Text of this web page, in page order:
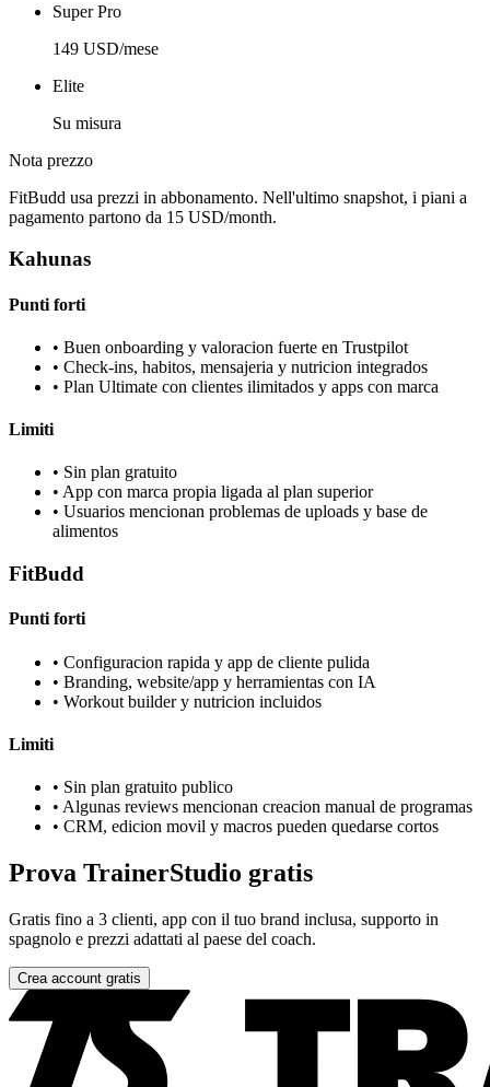
Super Pro
149 USD/mese
Elite
Su misura
Nota prezzo
FitBudd usa prezzi in abbonamento. Nell'ultimo snapshot, i piani a
pagamento partono da 15 USD/month.
Kahunas
Punti forti
• Buen onboarding y valoracion fuerte en Trustpilot
• Check-ins, habitos, mensajeria y nutricion integrados
• Plan Ultimate con clientes ilimitados y apps con marca
Limiti
• Sin plan gratuito
• App con marca propia ligada al plan superior
• Usuarios mencionan problemas de uploads y base de
alimentos
FitBudd
Punti forti
• Configuracion rapida y app de cliente pulida
• Branding, website/app y herramientas con IA
• Workout builder y nutricion incluidos
Limiti
• Sin plan gratuito publico
• Algunas reviews mencionan creacion manual de programas
• CRM, edicion movil y macros pueden quedarse cortos
Prova TrainerStudio gratis
Gratis fino a 3 clienti, app con il tuo brand inclusa, supporto in
spagnolo e prezzi adattati al paese del coach.
Crea account gratis